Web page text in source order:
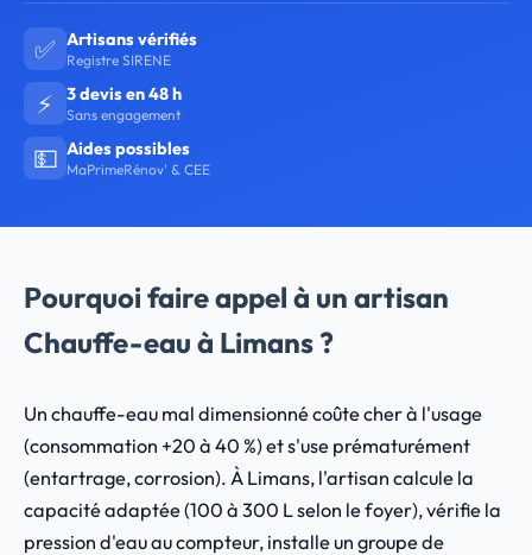
✅ Artisans vérifiés
Registre SIRENE
⚡ 3 devis en 48 h
Sans engagement
💵 Aides possibles
MaPrimeRénov' & CEE
Pourquoi faire appel à un artisan
Chauffe-eau à Limans ?
Un chauffe-eau mal dimensionné coûte cher à l'usage
(consommation +20 à 40 %) et s'use prématurément
(entartrage, corrosion). À Limans, l'artisan calcule la
capacité adaptée (100 à 300 L selon le foyer), vérifie la
pression d'eau au compteur, installe un groupe de